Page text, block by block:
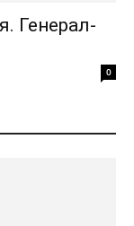
Генерал-
0